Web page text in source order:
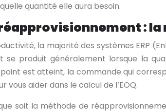
quantité elle aura besoin.
: la
la majorité des systèmes ERP
se produit généralement lorsque la
est atteint, la commande qui
vous aider dans le calcul de l’EOQ.
soit la méthode de